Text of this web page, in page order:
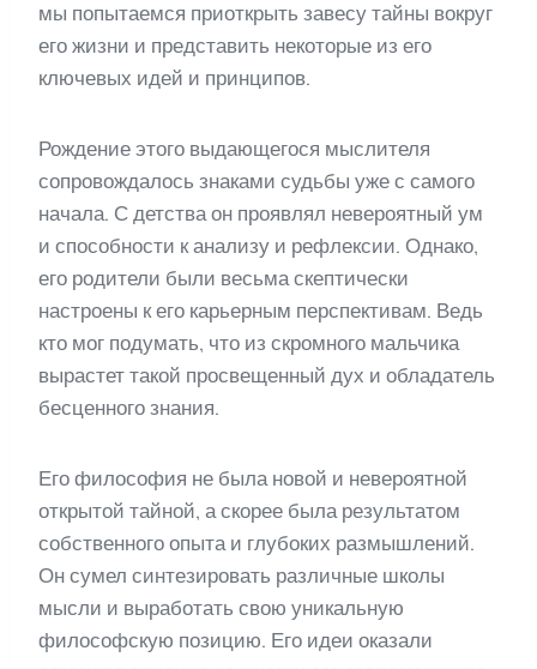
мы попытаемся приоткрыть завесу тайны вокруг
его жизни и представить некоторые из его
ключевых идей и принципов.
Рождение этого выдающегося мыслителя
сопровождалось знаками судьбы уже с самого
начала. С детства он проявлял невероятный ум
и способности к анализу и рефлексии. Однако,
его родители были весьма скептически
настроены к его карьерным перспективам. Ведь
кто мог подумать, что из скромного мальчика
вырастет такой просвещенный дух и обладатель
бесценного знания.
Его философия не была новой и невероятной
открытой тайной, а скорее была результатом
собственного опыта и глубоких размышлений.
Он сумел синтезировать различные школы
мысли и выработать свою уникальную
философскую позицию. Его идеи оказали